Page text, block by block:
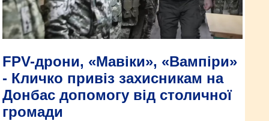
FPV-дрони, «Мавіки», «Вампіри»
- Кличко привіз захисникам на
Донбас допомогу від столичної
громади